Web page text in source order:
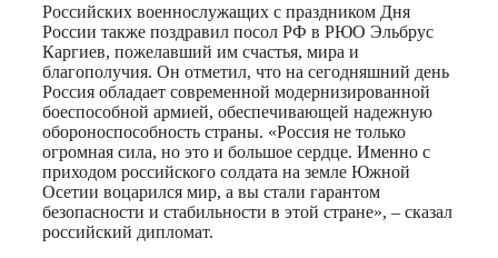
Российских военнослужащих с праздником Дня
России также поздравил посол РФ в РЮО Эльбрус
Каргиев, пожелавший им счастья, мира и
благополучия. Он отметил, что на сегодняшний день
Россия обладает современной модернизированной
боеспособной армией, обеспечивающей надежную
обороноспособность страны. «Россия не только
огромная сила, но это и большое сердце. Именно с
приходом российского солдата на земле Южной
Осетии воцарился мир, а вы стали гарантом
безопасности и стабильности в этой стране», – сказал
российский дипломат.